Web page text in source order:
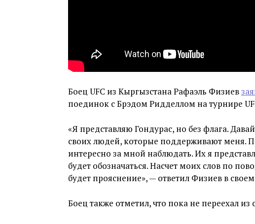
Боец UFC из Кыргызстана Рафаэль Физиев
поединок с Брэдом Ридделлом на турнире
«Я представляю Гондурас, но без флага.
своих людей, которые поддерживают меня.
интересно за мной наблюдать. Их я
будет обозначаться. Насчет моих слов по
будет прояснение», — ответил Физиев в
Боец также отметил, что пока не переехал из